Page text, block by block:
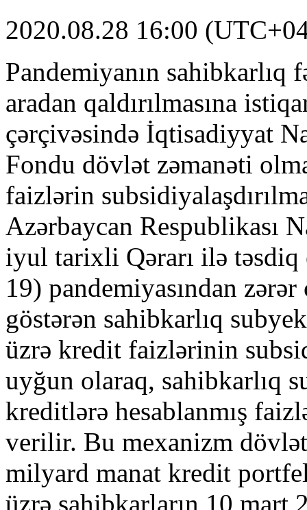
2020.08.28 16:00
Pandemiyanın
aradan qaldırılmasına
çərçivəsində İqtisadiyyat
Fondu dövlət zəmanəti
faizlərin
Azərbaycan Respublikası
iyul tarixli Qərarı ilə
19) pandemiyasından
göstərən sahibkarlıq
üzrə kredit faizlərinin
uyğun olaraq, sahibkarlıq
kreditlərə hesablanmış
verilir. Bu mexanizm
milyard manat kredit
üzrə sahibkarların 10